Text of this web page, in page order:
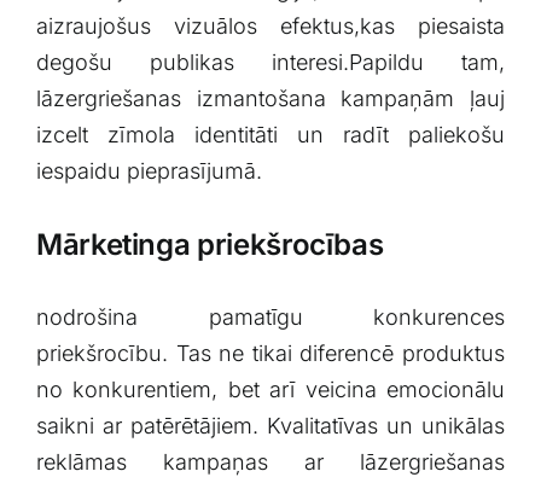
aizraujošus‍ vizuālos ⁣efektus,kas piesaista
degošu publikas interesi.Papildu tam,
lāzergriešanas izmantošana‌ kampaņām ⁤ļauj⁣
izcelt zīmola identitāti un⁢ radīt paliekošu
iespaidu ​pieprasījumā.
Mārketinga priekšrocības
nodrošina⁢ pamatīgu ⁤konkurences
priekšrocību. Tas ne tikai diferencē produktus
no konkurentiem, bet arī veicina emocionālu
saikni ar ‍patērētājiem. Kvalitatīvas un unikālas⁢
reklāmas kampaņas ar lāzergriešanas